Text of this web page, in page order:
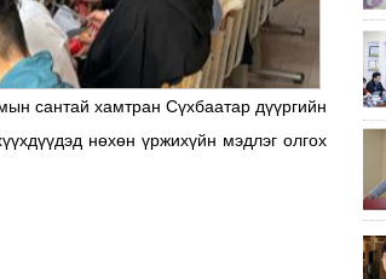
сантай хамтран Сүхбаатар дүүргийн
нөхөн үржихүйн мэдлэг олгох